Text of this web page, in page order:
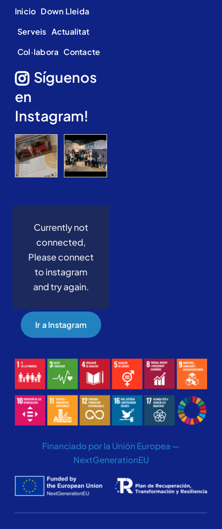
Inicio Down Lleida
Serveis Actualitat
Col·labora Contacte
Síguenos
en
Instagram!
Currently not
connected,
Please connect
to instagram
and try again.
Ir a Instagram
Financiado por la Unión Europea —
NextGenerationEU